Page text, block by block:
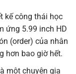
kế công thái học
ứng 5.99 inch HD
(order) của nhân
hơn bao giờ hết.
một chuyên gia